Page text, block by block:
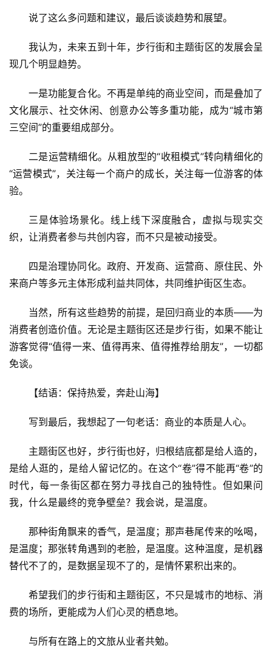
说了这么多问题和建议，最后谈谈趋势和展望。
我认为，未来五到十年，步行街和主题街区的发展会呈
现几个明显趋势。
一是功能复合化。不再是单纯的商业空间，而是叠加了
文化展示、社交休闲、创意办公等多重功能，成为“城市第
三空间”的重要组成部分。
二是运营精细化。从粗放型的“收租模式”转向精细化的
“运营模式”，关注每一个商户的成长，关注每一位游客的体
验。
三是体验场景化。线上线下深度融合，虚拟与现实交
织，让消费者参与共创内容，而不只是被动接受。
四是治理协同化。政府、开发商、运营商、原住民、外
来商户等多元主体形成利益共同体，共同维护街区生态。
当然，所有这些趋势的前提，是回归商业的本质——为
消费者创造价值。无论是主题街区还是步行街，如果不能让
游客觉得“值得一来、值得再来、值得推荐给朋友”，一切都
免谈。
【结语：保持热爱，奔赴山海】
写到最后，我想起了一句老话：商业的本质是人心。
主题街区也好，步行街也好，归根结底都是给人造的，
是给人逛的，是给人留记忆的。在这个“卷”得不能再“卷”的
时代，每一条街区都在努力寻找自己的独特性。但如果问
我，什么是最终的竞争壁垒？我会说，是温度。
那种街角飘来的香气，是温度；那声巷尾传来的吆喝，
是温度；那张转角遇到的老脸，是温度。这种温度，是机器
替代不了的，是数据呈现不了的，是情怀累积出来的。
希望我们的步行街和主题街区，不只是城市的地标、消
费的场所，更能成为人们心灵的栖息地。
与所有在路上的文旅从业者共勉。